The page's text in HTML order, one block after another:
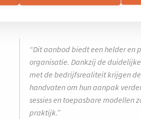
“Dit aanbod biedt een helder en
organisatie. Dankzij de
met de bedrijfsrealiteit krijgen
handvaten om hun aanpak
sessies en toepasbare modellen
praktijk.”